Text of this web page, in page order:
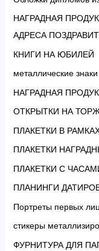
НАГРАДНАЯ
АДРЕСА
КНИГИ НА ЮБИЛЕЙ
металлические
НАГРАДНАЯ
ОТКРЫТКИ НА
ПЛАКЕТКИ В
ПЛАКЕТКИ
ПЛАКЕТКИ С
ПЛАНИНГИ
Портреты первых лиц
стикеры
ФУРНИТУРА ДЛЯ